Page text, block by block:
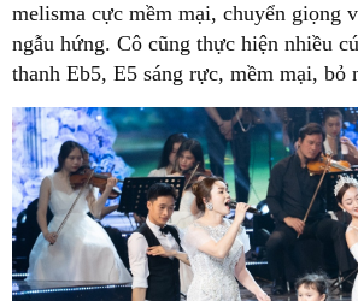
melisma cực mềm mại, chuyển giọng
ngẫu hứng. Cô cũng thực hiện nhiều
thanh Eb5, E5 sáng rực, mềm mại, bỏ